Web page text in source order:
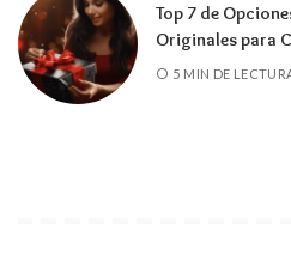
Top 7 de
Originales para
5 MIN DE